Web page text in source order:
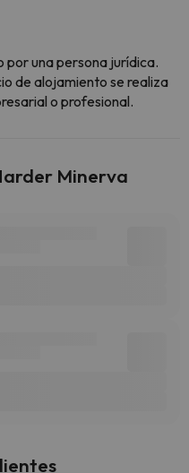
una persona jurídica.
de alojamiento se realiza
o profesional.
Minerva